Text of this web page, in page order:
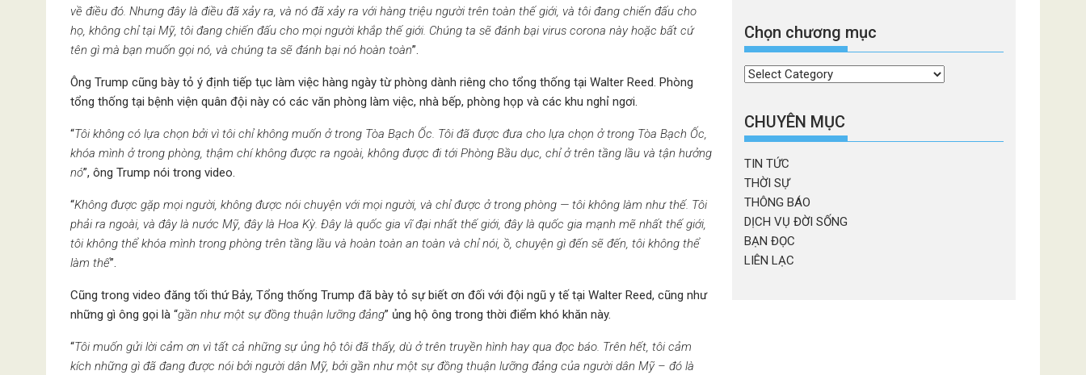
về điều đó. Nhưng đây là điều đã xảy ra, và nó đã xảy ra với hàng triệu người trên toàn thế giới, và tôi đang chiến đấu cho
họ, không chỉ tại Mỹ, tôi đang chiến đấu cho mọi người khắp thế giới. Chúng ta sẽ đánh bại virus corona này hoặc bất cứ
tên gì mà bạn muốn gọi nó, và chúng ta sẽ đánh bại nó hoàn toàn”.
Ông Trump cũng bày tỏ ý định tiếp tục làm việc hàng ngày từ phòng dành riêng cho tổng thống tại Walter Reed. Phòng
tổng thống tại bệnh viện quân đội này có các văn phòng làm việc, nhà bếp, phòng họp và các khu nghỉ ngơi.
“Tôi không có lựa chọn bởi vì tôi chỉ không muốn ở trong Tòa Bạch Ốc. Tôi đã được đưa cho lựa chọn ở trong Tòa Bạch Ốc,
khóa mình ở trong phòng, thậm chí không được ra ngoài, không được đi tới Phòng Bầu dục, chỉ ở trên tầng lầu và tận hưởng
nó”, ông Trump nói trong video.
“Không được gặp mọi người, không được nói chuyện với mọi người, và chỉ được ở trong phòng — tôi không làm như thế. Tôi
phải ra ngoài, và đây là nước Mỹ, đây là Hoa Kỳ. Đây là quốc gia vĩ đại nhất thế giới, đây là quốc gia mạnh mẽ nhất thế giới,
tôi không thể khóa mình trong phòng trên tầng lầu và hoàn toàn an toàn và chỉ nói, ồ, chuyện gì đến sẽ đến, tôi không thể
làm thế”.
Cũng trong video đăng tối thứ Bảy, Tổng thống Trump đã bày tỏ sự biết ơn đối với đội ngũ y tế tại Walter Reed, cũng như
những gì ông gọi là “gần như một sự đồng thuận lưỡng đảng” ủng hộ ông trong thời điểm khó khăn này.
“Tôi muốn gửi lời cảm ơn vì tất cả những sự ủng hộ tôi đã thấy, dù ở trên truyền hình hay qua đọc báo. Trên hết, tôi cảm
kích những gì đã đang được nói bởi người dân Mỹ, bởi gần như một sự đồng thuận lưỡng đảng của người dân Mỹ – đó là
Chọn chương mục
Chọn
mục
CHUYÊN MỤC
TIN TỨC
THỜI SỰ
THÔNG BÁO
DỊCH VỤ ĐỜI SỐNG
BẠN ĐỌC
LIÊN LẠC